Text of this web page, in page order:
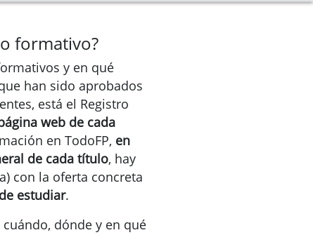
formativo?
y en qué
han sido aprobados
está el Registro
web de cada
en TodoFP, en
de cada título, hay
con la oferta concreta
estudiar.
dónde y en qué